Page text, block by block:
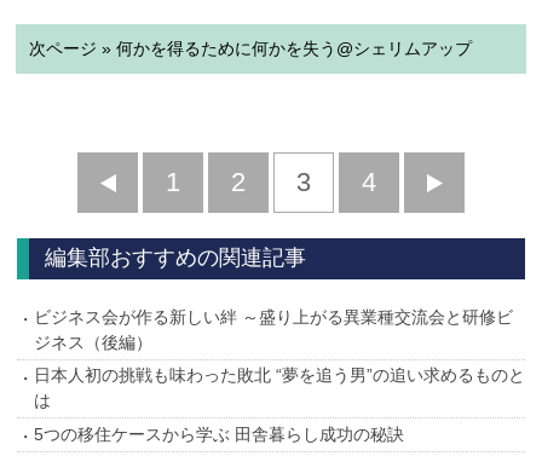
次ページ » 何かを得るために何かを失う@シェリムアップ
前
へ
1 2 3 4
へ
編集部おすすめの関連記事
ビジネス会が作る新しい絆 ～盛り上がる異業種交流会と研修ビ
ジネス（後編）
日本人初の挑戦も味わった敗北 “夢を追う男”の追い求めるものと
は
5つの移住ケースから学ぶ 田舎暮らし成功の秘訣